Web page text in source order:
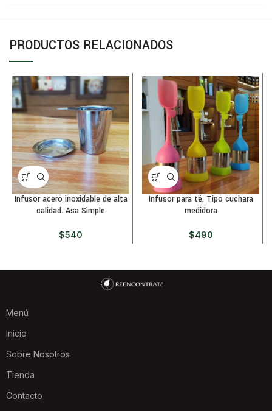
PRODUCTOS RELACIONADOS
Infusor acero inoxidable de alta
calidad. Asa Simple
$540
Infusor para té. Tipo cuchara
medidora
$490
Menú
Inicio
Sobre Nosotros
Tienda
Contacto